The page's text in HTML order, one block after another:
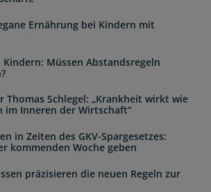
Ernährung bei Kindern mit
Müssen Abstandsregeln
Thomas Schlegel: „Krankheit wirkt wie
im Inneren der Wirtschaft“
in Zeiten des GKV-Spargesetzes:
kommenden Woche geben
präzisieren die neuen Regeln zur